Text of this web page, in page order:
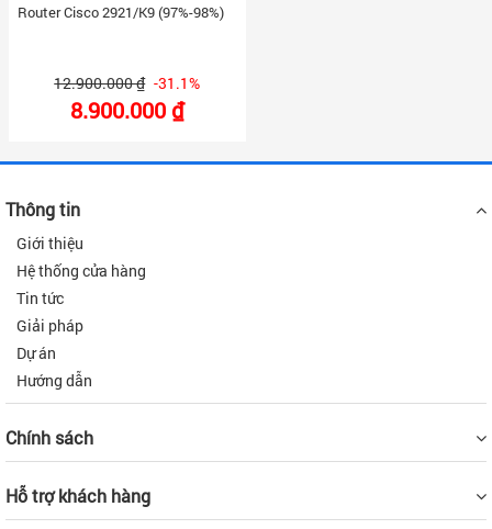
Router Cisco 2921/K9 (97%-98%)
12.900.000 ₫ -31.1%
8.900.000 ₫
Thông tin
Giới thiệu
Hệ thống cửa hàng
Tin tức
Giải pháp
Dự án
Hướng dẫn
Chính sách
Hỗ trợ khách hàng